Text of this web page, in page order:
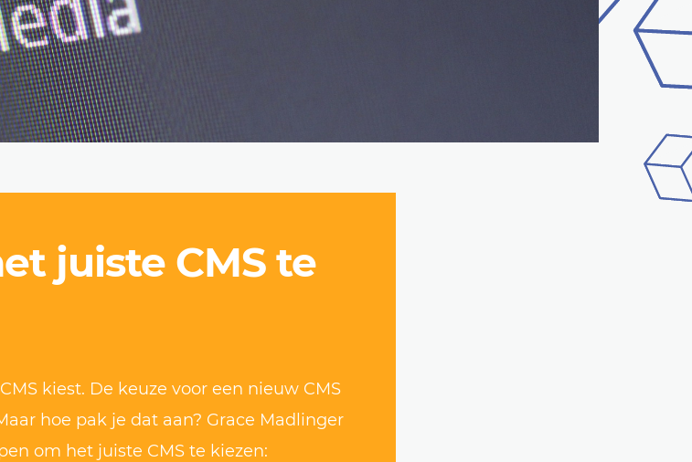
juiste CMS te
kiest. De keuze voor een nieuw CMS
hoe pak je dat aan? Grace Madlinger
om het juiste CMS te kiezen: